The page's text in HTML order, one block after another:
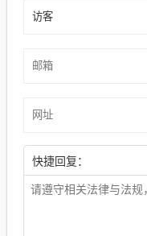
快捷回复：